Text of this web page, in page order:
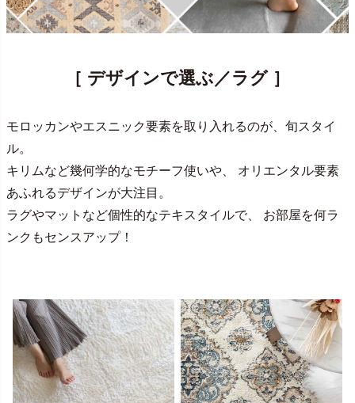
［ デザインで選ぶ／ラグ ］
モロッカンやエスニック要素を取り入れるのが、旬スタイ
ル。
キリムなど幾何学的なモチーフ使いや、 オリエンタル要素
あふれるデザインが大注目。
ラグやマットなど個性的なテキスタイルで、 お部屋を何ラ
ンクもセンスアップ！